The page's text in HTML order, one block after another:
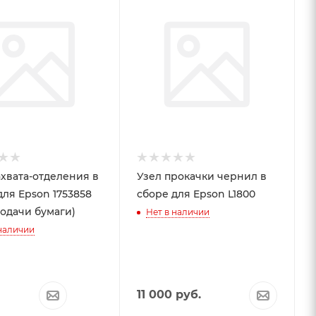
отделения в
Epson 1753858
бумаги)
Узел прокачки чернил в
сборе для Epson L1800
Нет в наличии
11 000руб.